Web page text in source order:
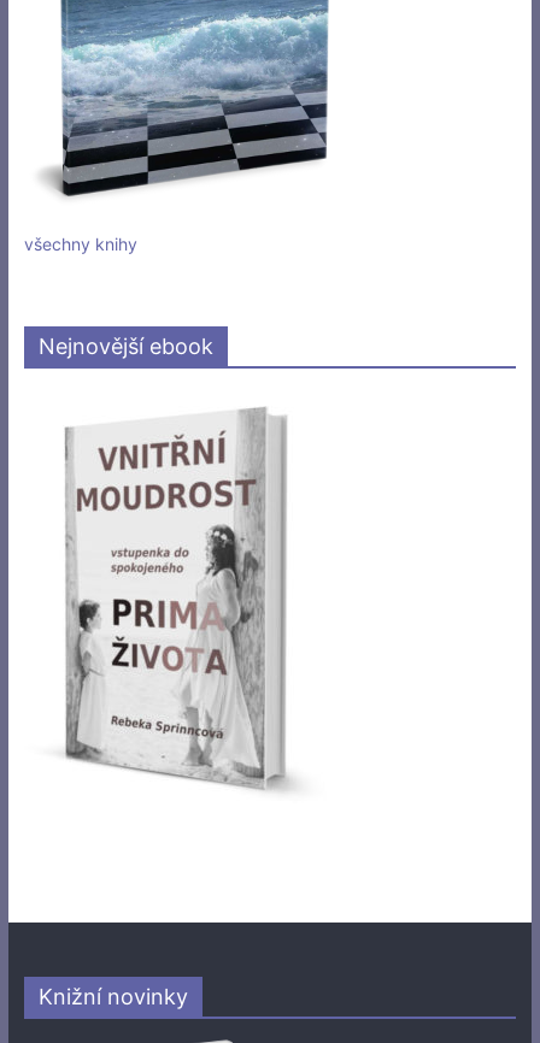
všechny knihy
Nejnovější ebook
Knižní novinky